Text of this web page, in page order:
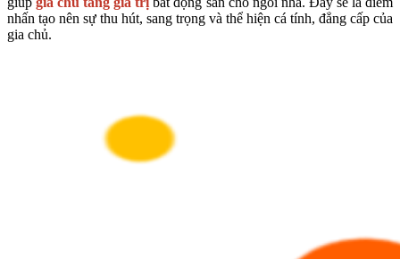
nhấn tạo nên sự thu hút, sang trọng và thể hiện cá tính, đẳng cấp của
gia chủ.